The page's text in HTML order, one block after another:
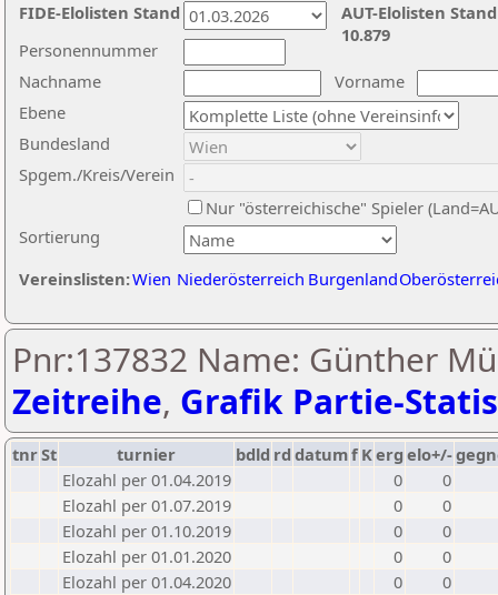
Nachname
Vorname
Ebene
Sortierung
Personennummer
Bundesland
Spgem./Kreis/Verein
Nur "österreichische" Spieler
Vereinslisten:Wien Niederösterreich Burgenland
AUT-Elolisten
10.879
FIDE-Elolisten Stand
Pnr:137832 Name: Günther
Zeitreihe, Grafik Partie-
tnrSt turnier bdld rd datumf Kerg elo+/-
Elozahl per 01.04.2019
0
0
Elozahl per 01.07.2019
0
0
Elozahl per 01.10.2019
0
0
Elozahl per 01.01.2020
0
0
Elozahl per 01.04.2020
0
0